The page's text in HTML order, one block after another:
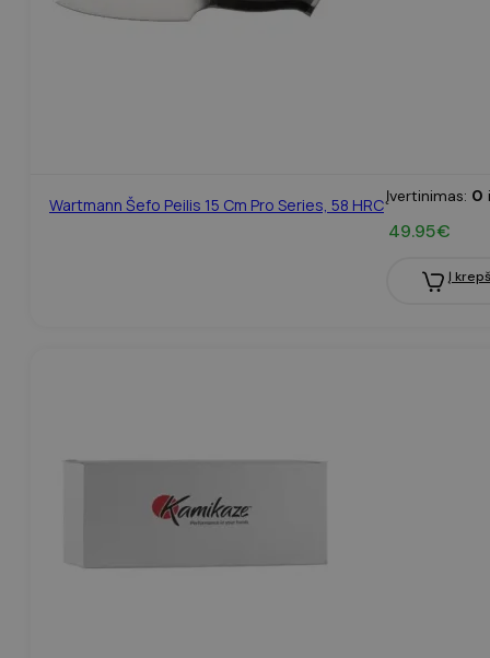
Wartmann Šefo Peilis 15 Cm Pro Series, 58 HRCĮvertinimas: 0
49.95€
Į